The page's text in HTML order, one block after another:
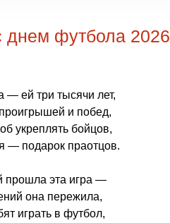
днем футбола 2026
— ей три тысячи лет,
и побед,
укреплять бойцов,
— подарок праотцов.
прошла эта игра —
она пережила,
играть в футбол,